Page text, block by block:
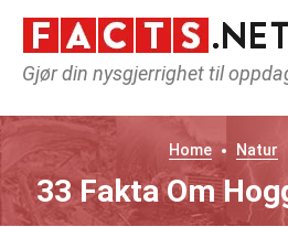
Gjør din nysgjerrighet til
Home Natur
33 Fakta Om